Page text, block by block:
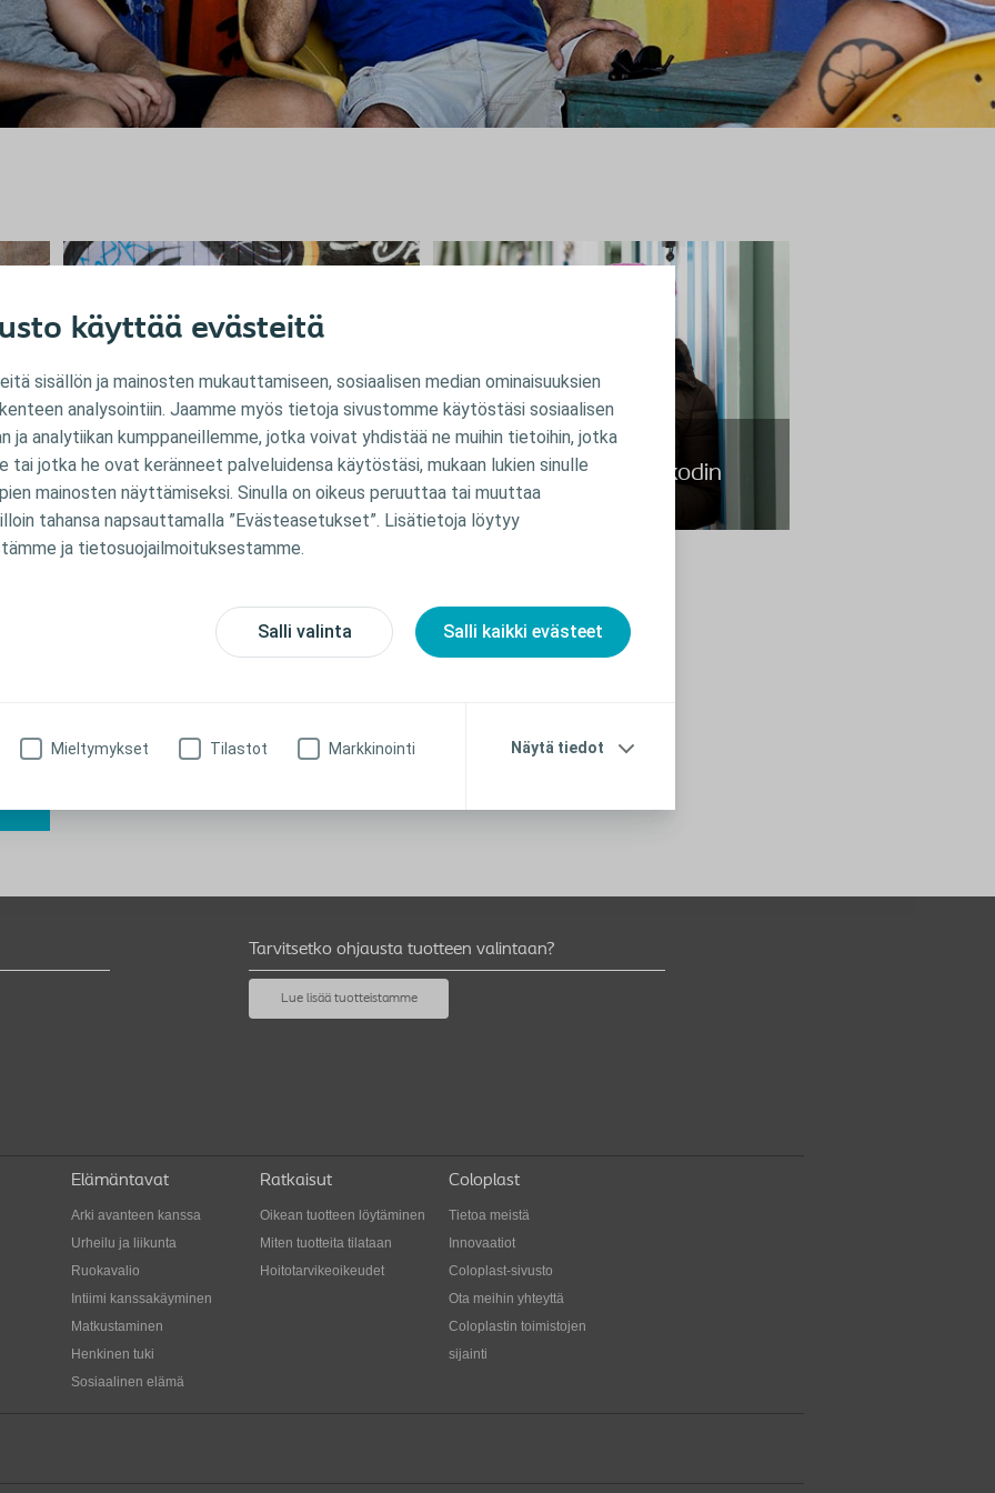
käyttää evästeitä
sisällön ja mainosten mukauttamiseen, sosiaalisen median ominaisuuksien
analysointiin. Jaamme myös tietoja sivustomme käytöstäsi sosiaalisen
ja analytiikan kumppaneillemme, jotka voivat yhdistää ne muihin tietoihin, jotka
tai jotka he ovat keränneet palveluidensa käytöstäsi, mukaan lukien sinulle
mainosten näyttämiseksi. Sinulla on oikeus peruuttaa tai muuttaa
tahansa napsauttamalla ”Evästeasetukset”. Lisätietoja löytyy
ja tietosuojailmoituksestamme.
Salli valinta Salli kaikki evästeet
Mieltymykset Tilastot Markkinointi Näytä tiedot
Vinkkejä ulos menemiseen,
pakkaamiseen ja
suunnitteluun
sosiaalisiin tapahtumiin tai illanviettoon ystävien
Mitä tehdä
ongelmatilanteissa kodin
ulkopuolella
Mitä tehdä ongelmatilanteissa, kun et ole
Tarvitsetko ohjausta tuotteen valintaan?
Lue lisää tuotteistamme
Elämäntavat
Arki avanteen kanssa
Urheilu ja liikunta
Ruokavalio
Intiimi kanssakäyminen
Matkustaminen
Henkinen tuki
Sosiaalinen elämä
Ratkaisut
Oikean tuotteen löytäminen
Miten tuotteita tilataan
Hoitotarvikeoikeudet
Coloplast
Tietoa meistä
Innovaatiot
Coloplast-sivusto
Ota meihin yhteyttä
Coloplastin toimistojen
sijainti